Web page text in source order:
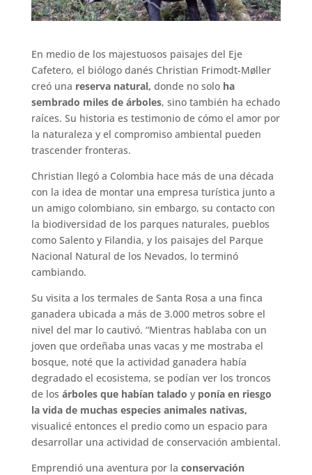
En medio de los majestuosos paisajes del Eje
Cafetero, el biólogo danés Christian Frimodt-Møller
creó una reserva natural, donde no solo ha
sembrado miles de árboles, sino también ha echado
raíces. Su historia es testimonio de cómo el amor por
la naturaleza y el compromiso ambiental pueden
trascender fronteras.
Christian llegó a Colombia hace más de una década
con la idea de montar una empresa turística junto a
un amigo colombiano, sin embargo, su contacto con
la biodiversidad de los parques naturales, pueblos
como Salento y Filandia, y los paisajes del Parque
Nacional Natural de los Nevados, lo terminó
cambiando.
Su visita a los termales de Santa Rosa a una finca
ganadera ubicada a más de 3.000 metros sobre el
nivel del mar lo cautivó. “Mientras hablaba con un
joven que ordeñaba unas vacas y me mostraba el
bosque, noté que la actividad ganadera había
degradado el ecosistema, se podían ver los troncos
de los árboles que habían talado y ponía en riesgo
la vida de muchas especies animales nativas,
visualicé entonces el predio como un espacio para
desarrollar una actividad de conservación ambiental.
Emprendió una aventura por la conservación